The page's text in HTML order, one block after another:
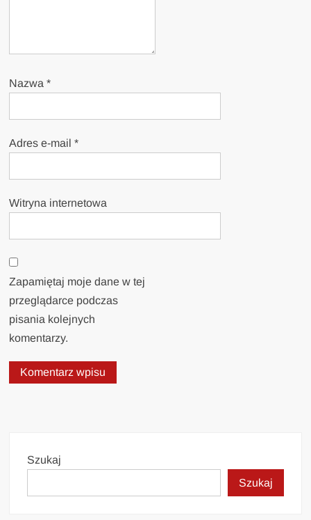
Nazwa*
Adres e-mail*
Witryna internetowa
Zapamiętaj moje dane w tej
przeglądarce podczas
pisania kolejnych
komentarzy.
Szukaj
Szukaj